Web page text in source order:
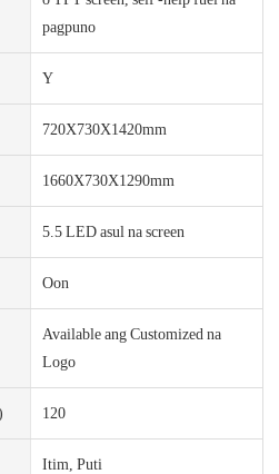
pagpuno
Y
720X730X1420mm
1660X730X1290mm
5.5 LED asul na screen
Oon
Available ang Customized na
Logo
120
Itim, Puti